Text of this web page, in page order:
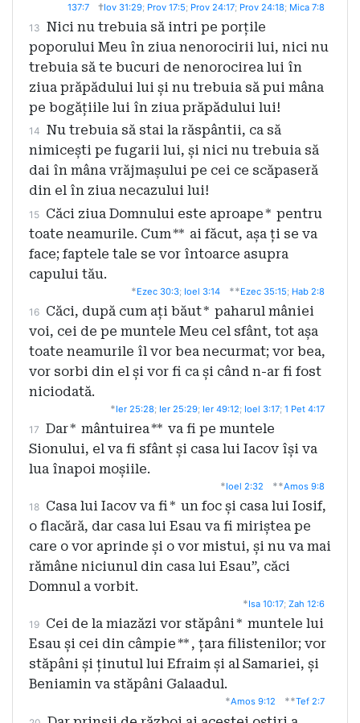
137:7
†Iov 31:29; Prov 17:5; Prov 24:17; Prov 24:18; Mica 7:8
13 Nici nu trebuia să intri pe porțile
poporului Meu în ziua nenorocirii lui, nici nu
trebuia să te bucuri de nenorocirea lui în
ziua prăpădului lui și nu trebuia să pui mâna
pe bogățiile lui în ziua prăpădului lui!
14 Nu trebuia să stai la răspântii, ca să
nimicești pe fugarii lui, și nici nu trebuia să
dai în mâna vrăjmașului pe cei ce scăpaseră
din el în ziua necazului lui!
15 Căci ziua Domnului este aproape* pentru
toate neamurile. Cum** ai făcut, așa ți se va
face; faptele tale se vor întoarce asupra
capului tău.
*Ezec 30:3; Ioel 3:14 **Ezec 35:15; Hab 2:8
16 Căci, după cum ați băut* paharul mâniei
voi, cei de pe muntele Meu cel sfânt, tot așa
toate neamurile îl vor bea necurmat; vor bea,
vor sorbi din el și vor fi ca și când n-ar fi fost
niciodată.
*Ier 25:28; Ier 25:29; Ier 49:12; Ioel 3:17; 1 Pet 4:17
17 Dar* mântuirea** va fi pe muntele
Sionului, el va fi sfânt și casa lui Iacov își va
lua înapoi moșiile.
*Ioel 2:32 **Amos 9:8
18 Casa lui Iacov va fi* un foc și casa lui Iosif,
o flacără, dar casa lui Esau va fi miriștea pe
care o vor aprinde și o vor mistui, și nu va mai
rămâne niciunul din casa lui Esau”, căci
Domnul a vorbit.
*Isa 10:17; Zah 12:6
19 Cei de la miazăzi vor stăpâni* muntele lui
Esau și cei din câmpie** , țara filistenilor; vor
stăpâni și ținutul lui Efraim și al Samariei, și
Beniamin va stăpâni Galaadul.
*Amos 9:12 **Tef 2:7